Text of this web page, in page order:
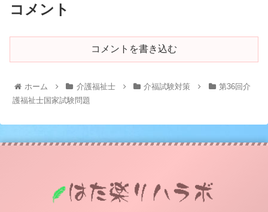
コメント
コメントを書き込む
ホーム 介護福祉士 介福試験対策
第36回介
護福祉士国家試験問題